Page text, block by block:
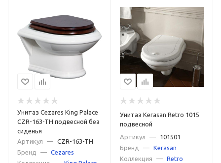
Унитаз Cezares King Palace
CZR-163-TH подвесной без
сиденья
Артикул
— CZR-163-TH
Бренд
— Cezares
Унитаз Kerasan Retro 1015
подвесной
Артикул
—
101501
Бренд
—
Kerasan
Коллекция
—
Retro